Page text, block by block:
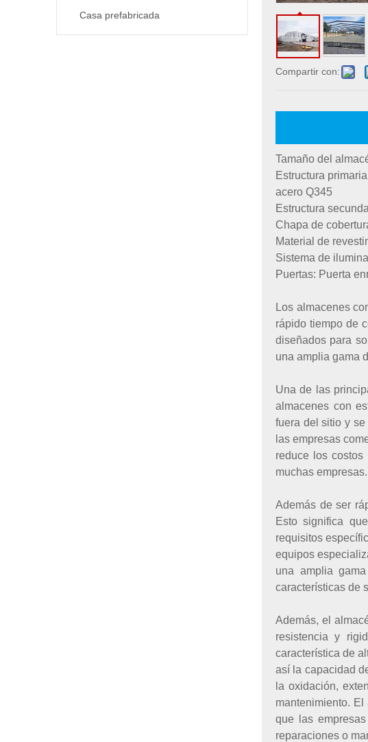
Casa prefabricada
Compartir con:
Tamaño del
Estructura
acero Q345
Estructura
Chapa de
Material de
Sistema de
Puertas: Puerta
Los almacenes
rápido tiempo de
diseñados para
una amplia gama
Una de las
almacenes con
fuera del sitio y
las empresas
reduce los
muchas empresas.
Además de ser
Esto significa
requisitos
equipos
una amplia
características de
Además, el
resistencia y
característica de
así la capacidad
la oxidación,
mantenimiento.
que las
reparaciones o